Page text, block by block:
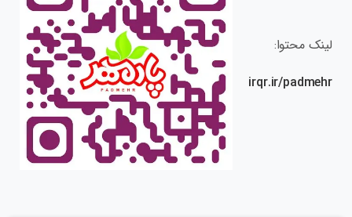
لینک محتوا:
irqr.ir/padmehr